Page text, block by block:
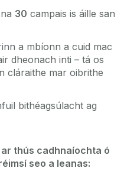
30 campais is áille san
a mbíonn a cuid mac
dheonach inti – tá os
cláraithe mar oibrithe
bithéagsúlacht ag
thús cadhnaíochta ó
seo a leanas: